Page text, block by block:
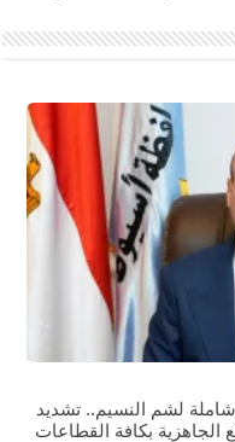
لشم النسيم.. تشديد
الجاهزية بكافة القطاعات